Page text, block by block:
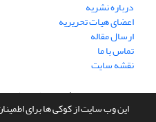
این وب سایت از کوکی ها برای
درباره نشریه
اعضای هیات تحریریه
ارسال مقاله
تماس با ما
نقشه سایت
سامانه مدیریت نشریات علمی.